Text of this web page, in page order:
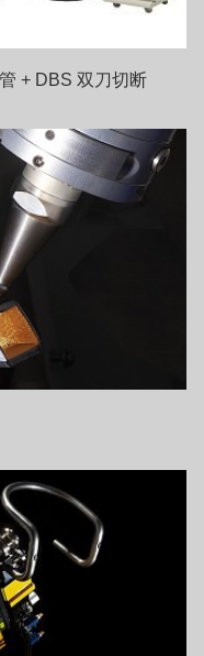
+ DBS 双刀切断